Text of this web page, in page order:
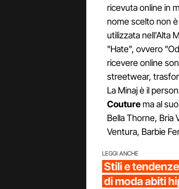
ricevuta online in
nome scelto non
utilizzata nell'Alta
"Hate", ovvero
ricevere online
streetwear,
La Minaj è il
Couture ma al
Bella Thorne, Bria
Ventura, Barbie
LEGGI ANCHE
Stili e
di moda abiti